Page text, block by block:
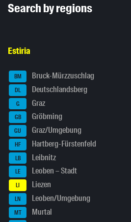
Search by regions
Estiria
BM Bruck-Mürzzuschlag
DL Deutschlandsberg
G Graz
GB Gröbming
GU Graz/Umgebung
HF Hartberg-Fürstenfeld
LB Leibnitz
LE Leoben – Stadt
LI Liezen
LN Leoben/Umgebung
MT
Murtal